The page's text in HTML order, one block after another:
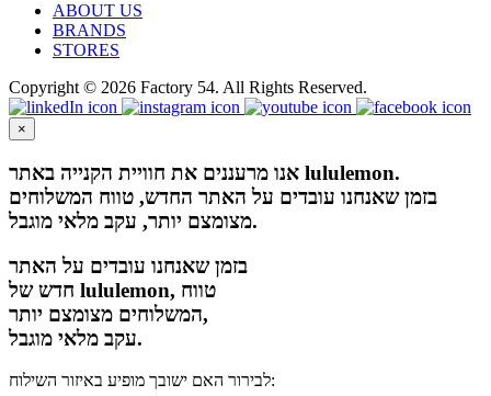
ABOUT US
BRANDS
STORES
Copyright © 2026 Factory 54. All Rights Reserved.
×
אנו מרעננים את חוויית הקנייה באתר lululemon.
בזמן שאנחנו עובדים על האתר החדש, טווח המשלוחים
מצומצם יותר, עקב מלאי מוגבל.
בזמן שאנחנו עובדים על האתר
חדש של lululemon, טווח
המשלוחים מצומצם יותר,
עקב מלאי מוגבל.
לבירור האם ישובך מופיע באיזור השילוח: